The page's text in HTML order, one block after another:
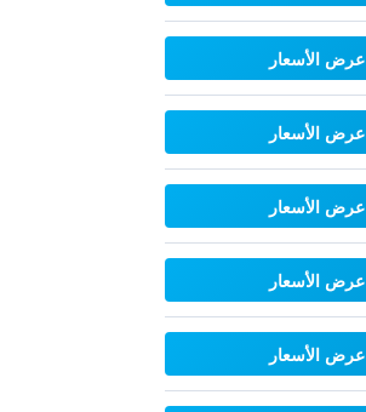
عرض الأسعار
عرض الأسعار
عرض الأسعار
عرض الأسعار
عرض الأسعار